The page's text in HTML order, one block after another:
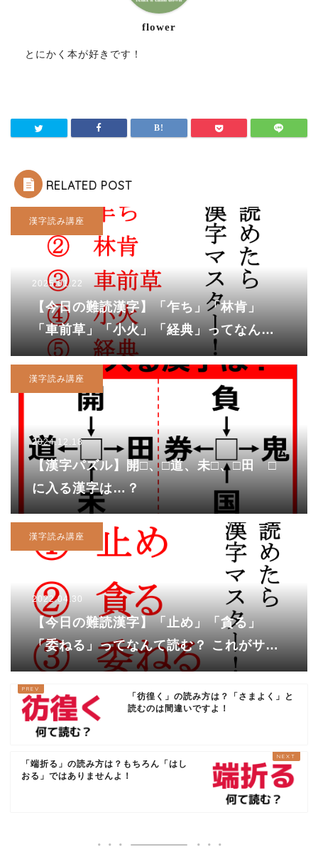
flower
とにかく本が好きです！
RELATED POST
漢字読み講座
2025.01.22
【今日の難読漢字】「乍ち」「林肯」
「車前草」「小火」「経典」ってなんて
読む！？
漢字読み講座
2024.12.18
【漢字パズル】開□、□道、未□、□田 □
に入る漢字は…？
漢字読み講座
2022.04.30
【今日の難読漢字】「止め」「貪る」
「委ねる」ってなんて読む？ これがサッ
と読めればカッコいい！
「彷徨く」の読み方は？「さまよく」と
読むのは間違いですよ！
「端折る」の読み方は？もちろん「はし
おる」ではありませんよ！